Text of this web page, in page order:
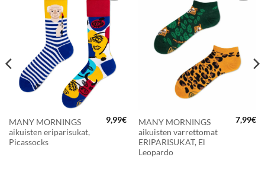
LISÄÄ
SUOSIKKEIHIN
MANY MORNINGS
aikuisten eriparisukat,
Picassocks
9,99€
LISÄÄ
SUOSIKKEIHIN
MANY MORNINGS
aikuisten varrettomat
ERIPARISUKAT, El
Leopardo
7,99€